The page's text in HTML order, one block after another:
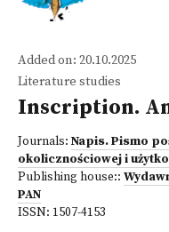
Added on: 20.10.2025
Literature studies
Inscription.
Journals: Napis. Pismo
okolicznościowej i
Publishing house::
PAN
ISSN: 1507-4153